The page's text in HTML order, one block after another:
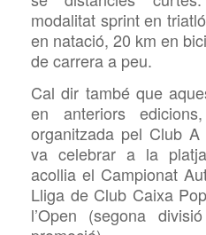
modalitat sprint en
en natació, 20 km en
de carrera a peu.
Cal dir també que
en anteriors
organitzada pel Club
va celebrar a la
acollia el Campionat
Lliga de Club Caixa
l’Open (segona